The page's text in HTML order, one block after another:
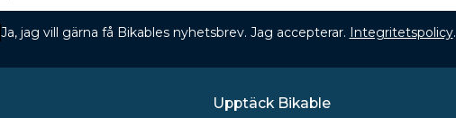
Ja, jag vill gärna få Bikables nyhetsbrev. Jag accepterar. Integritetspolicy.
Upptäck Bikable